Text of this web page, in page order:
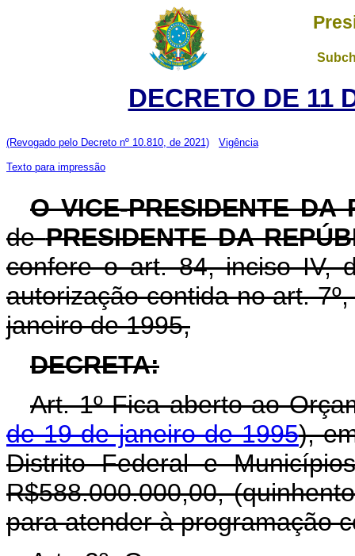
DECRETO DE 11
(Revogado pelo Decreto nº 10.810, de 2021) Vigência
Texto para impressão
O VICE-PRESIDENTE DA
dePRESIDENTE DA
confere o art. 84, inciso IV,
autorização contida no art.
janeiro de 1995,
DECRETA:
Art. 1º Fica aberto ao
de 19 de janeiro de 1995),
Distrito Federal e
R$588.000.000,00,
para atender à programação